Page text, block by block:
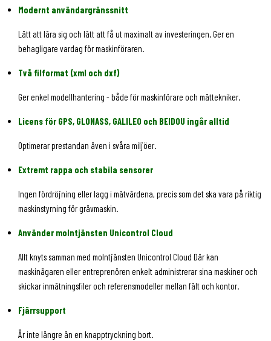
Modernt användargränssnitt
Lätt att lära sig och lätt att få ut maximalt av investeringen. Ger en
behagligare vardag för maskinföraren.
Två filformat (xml och dxf)
Ger enkel modellhantering - både för maskinförare och mättekniker.
Licens för GPS, GLONASS, GALILEO och BEIDOU ingår alltid
Optimerar prestandan även i svåra miljöer.
Extremt rappa och stabila sensorer
Ingen fördröjning eller lagg i mätvärdena, precis som det ska vara på riktig
maskinstyrning för grävmaskin.
Använder molntjänsten Unicontrol Cloud
Allt knyts samman med molntjänsten Unicontrol Cloud Där kan
maskinägaren eller entreprenören enkelt administrerar sina maskiner och
skickar inmätningsfiler och referensmodeller mellan fält och kontor.
Fjärrsupport
Är inte längre än en knapptryckning bort.